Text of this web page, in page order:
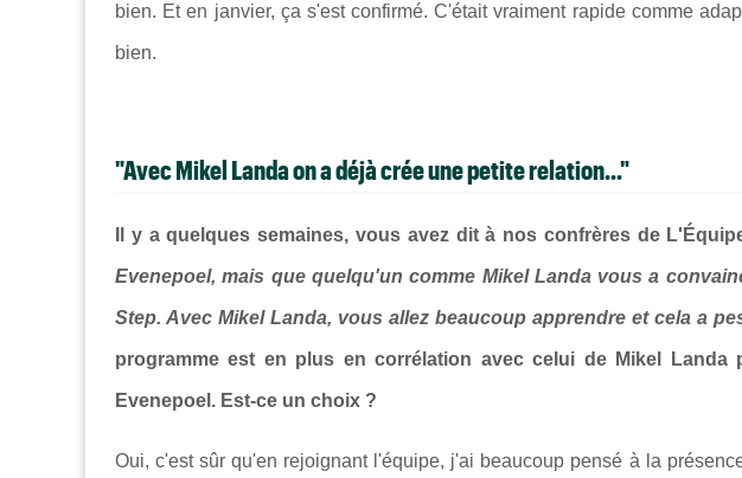
bien. Et en janvier, ça s'est confirmé. C'était vraiment rapide comme
bien.
"Avec Mikel Landa on a déjà crée une petite relation..."
Il y a quelques semaines, vous avez dit à nos confrères de
Evenepoel, mais que quelqu'un comme Mikel Landa vous a
Step. Avec Mikel Landa, vous allez beaucoup apprendre et cela a
programme est en plus en corrélation avec celui de Mikel Landa
Evenepoel. Est-ce un choix ?
Oui, c'est sûr qu'en rejoignant l'équipe, j'ai beaucoup pensé à la